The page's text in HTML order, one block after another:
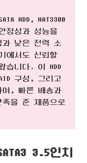
HDD, HAT3300
정성과 성능을
과 낮은 전력 소
에서도 신뢰할
습니다. 이 HDD
구성, 그리고
며, 빠른 배송과
을 준 제품으로
3.5인치